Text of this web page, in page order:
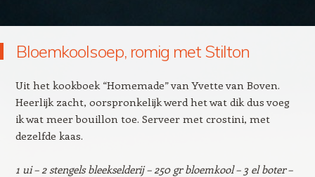
Bloemkoolsoep, romig met Stilton
Uit het kookboek “Homemade” van Yvette van Boven.
Heerlijk zacht, oorspronkelijk werd het wat dik dus voeg
ik wat meer bouillon toe. Serveer met crostini, met
dezelfde kaas.
1 ui – 2 stengels bleekselderij – 250 gr bloemkool – 3 el boter –